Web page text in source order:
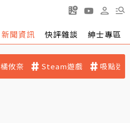
新聞資訊 快評雜談 紳士專區
橘攸奈 Steam遊戲 吸點迷